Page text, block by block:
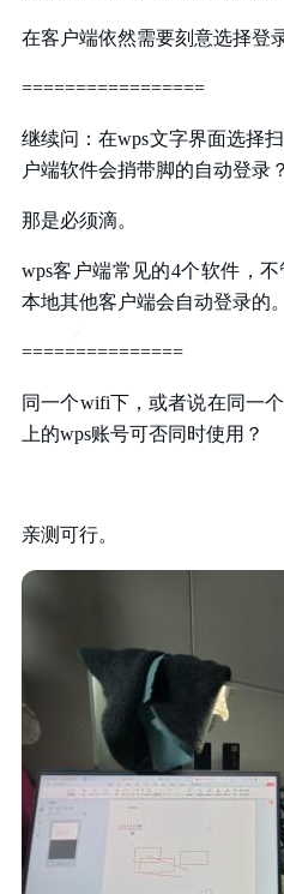
在客户端依然需要刻意选择登
=================
继续问：在wps文字界面选择
户端软件会捎带脚的自动登录？
那是必须滴。
wps客户端常见的4个软件，
本地其他客户端会自动登录的。
===============
同一个wifi下，或者说在同一
上的wps账号可否同时使用？
亲测可行。